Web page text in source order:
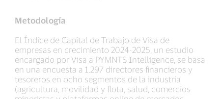
Metodología
El Índice de Capital de Trabajo de Visa de
empresas en crecimiento 2024-2025, un estudio
encargado por Visa a PYMNTS Intelligence, se basa
en una encuesta a 1.297 directores financieros y
tesoreros en ocho segmentos de la industria
(agricultura, movilidad y flota, salud, comercios